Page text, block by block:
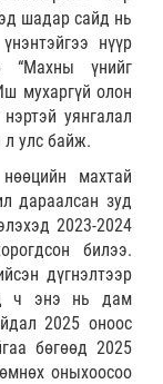
шадар сайд нь
нүүр
“Махны үнийг
мухаргүй олон
уянгалал
л улс байж.
махтай
дараалсан зуд
2023-2024
билээ.
дүгнэлтээр
ч энэ нь дам
2025 оноос
бөгөөд 2025
оныхоосоо